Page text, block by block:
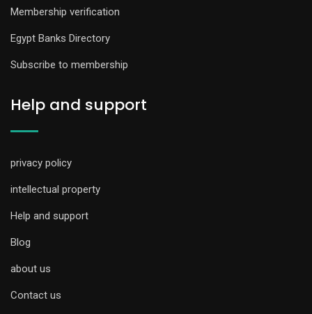
Membership verification
Egypt Banks Directory
Subscribe to membership
Help and support
privacy policy
intellectual property
Help and support
Blog
about us
Contact us